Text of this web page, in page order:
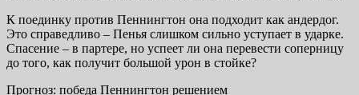
К поединку против Пеннингтон она подходит как андердог.
Это справедливо – Пенья слишком сильно уступает в ударке.
Спасение – в партере, но успеет ли она перевести соперницу
до того, как получит большой урон в стойке?
Прогноз: победа Пеннингтон решением